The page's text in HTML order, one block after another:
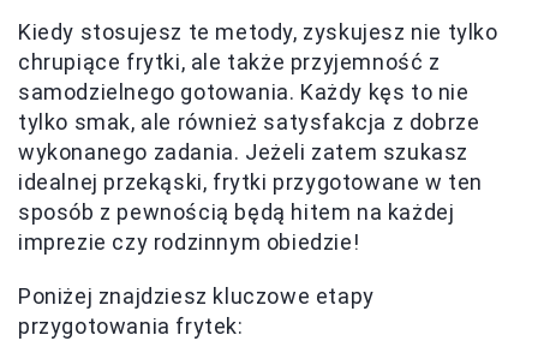
Kiedy stosujesz te metody, zyskujesz nie tylko
chrupiące frytki, ale także przyjemność z
samodzielnego gotowania. Każdy kęs to nie
tylko smak, ale również satysfakcja z dobrze
wykonanego zadania. Jeżeli zatem szukasz
idealnej przekąski, frytki przygotowane w ten
sposób z pewnością będą hitem na każdej
imprezie czy rodzinnym obiedzie!
Poniżej znajdziesz kluczowe etapy
przygotowania frytek: